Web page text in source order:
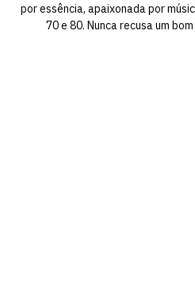
por essência, apaixonada por
70 e 80. Nunca recusa um